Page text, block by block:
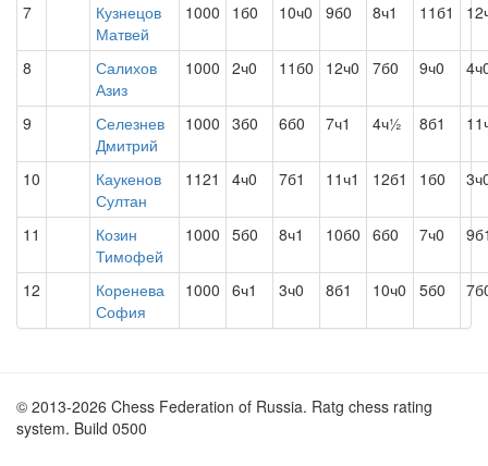
7
Кузнецов
Матвей
1000 1б0 10ч0 9б0 8ч1 11б1
8
Салихов
Азиз
1000 2ч0 11б0 12ч0 7б0 9ч0
9
Селезнев
Дмитрий
1000 3б0 6б0 7ч1 4ч½ 8б1
10
Каукенов
Султан
1121 4ч0 7б1 11ч1 12б1 1б0
11
Козин
Тимофей
1000 5б0 8ч1 10б0 6б0 7ч0
12
Коренева
София
1000 6ч1 3ч0 8б1 10ч0 5б0
© 2013-2026 Chess Federation of Russia. Ratg chess rating
system. Build 0500